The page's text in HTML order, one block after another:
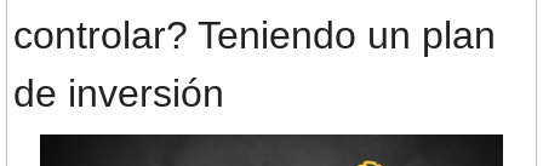
controlar? Teniendo un plan
de inversión